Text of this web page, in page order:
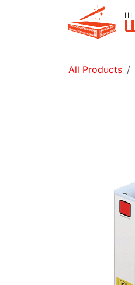
All Products